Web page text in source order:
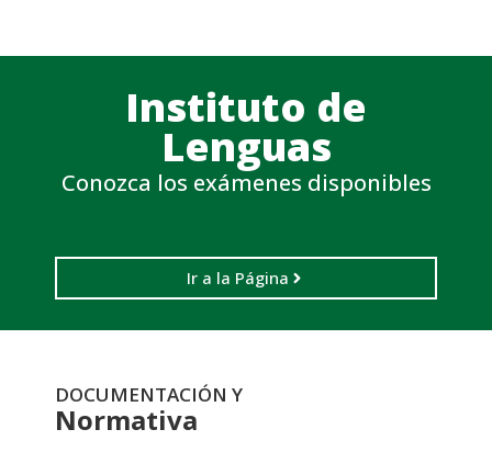
Instituto de
Lenguas
Conozca los exámenes disponibles
Ir a la Página
DOCUMENTACIÓN Y
Normativa